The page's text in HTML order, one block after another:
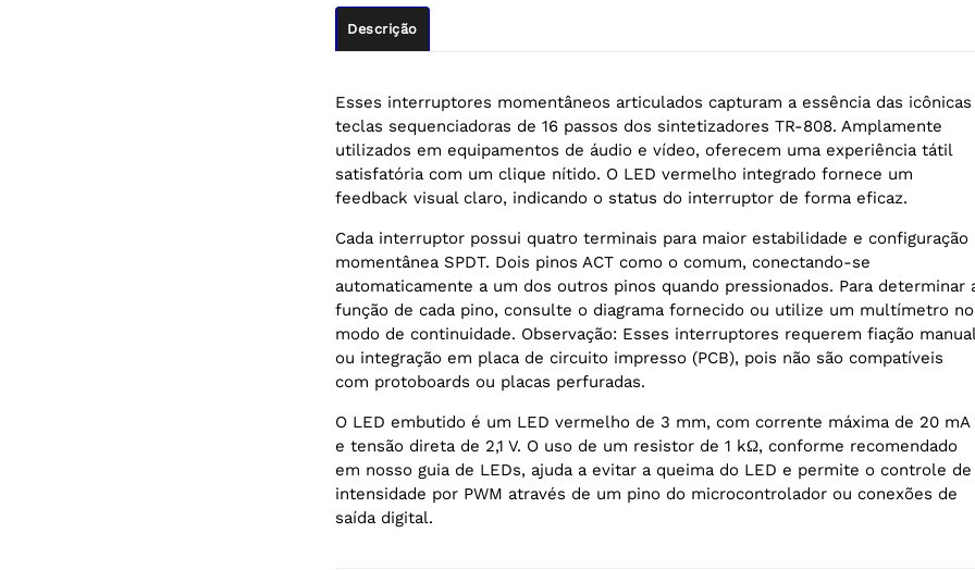
Descrição
Esses interruptores momentâneos articulados capturam a essência das icônicas
teclas sequenciadoras de 16 passos dos sintetizadores TR-808. Amplamente
utilizados em equipamentos de áudio e vídeo, oferecem uma experiência tátil
satisfatória com um clique nítido. O LED vermelho integrado fornece um
feedback visual claro, indicando o status do interruptor de forma eficaz.
Cada interruptor possui quatro terminais para maior estabilidade e configuração
momentânea SPDT. Dois pinos ACT como o comum, conectando-se
automaticamente a um dos outros pinos quando pressionados. Para determinar
função de cada pino, consulte o diagrama fornecido ou utilize um multímetro no
modo de continuidade. Observação: Esses interruptores requerem fiação manual
ou integração em placa de circuito impresso (PCB), pois não são compatíveis
com protoboards ou placas perfuradas.
O LED embutido é um LED vermelho de 3 mm, com corrente máxima de 20 mA
e tensão direta de 2,1 V. O uso de um resistor de 1 kΩ, conforme recomendado
em nosso guia de LEDs, ajuda a evitar a queima do LED e permite o controle de
intensidade por PWM através de um pino do microcontrolador ou conexões de
saída digital.